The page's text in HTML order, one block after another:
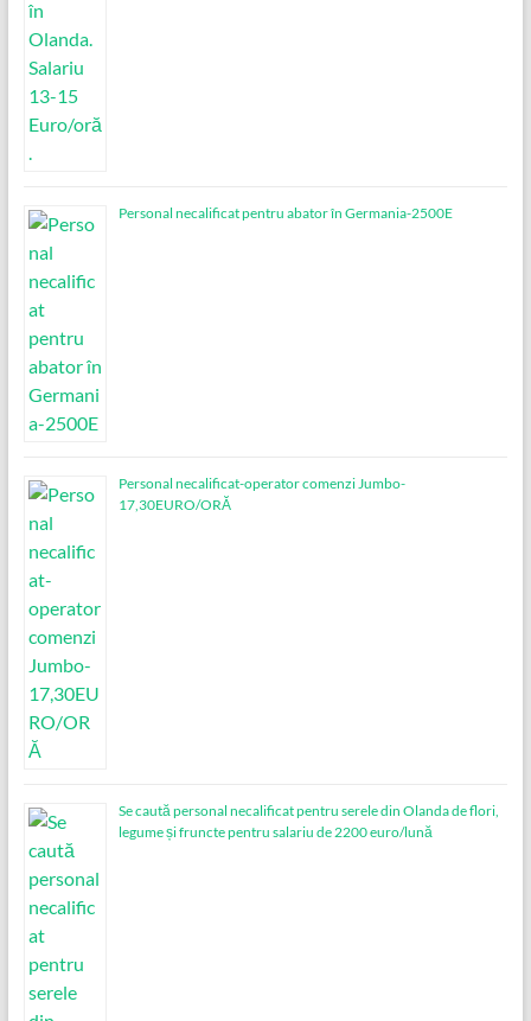
Personal necalificat pentru abator în Germania-2500E
Personal necalificat-operator comenzi Jumbo-
17,30EURO/ORĂ
Se caută personal necalificat pentru serele din Olanda de flori,
legume și fruncte pentru salariu de 2200 euro/lună